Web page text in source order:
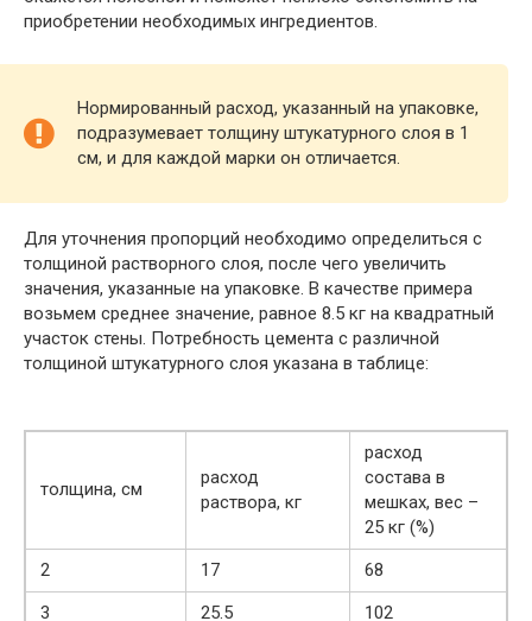
приобретении необходимых ингредиентов.
Нормированный расход, указанный на упаковке,
подразумевает толщину штукатурного слоя в 1
см, и для каждой марки он отличается.
Для уточнения пропорций необходимо определиться с
толщиной растворного слоя, после чего увеличить
значения, указанные на упаковке. В качестве примера
возьмем среднее значение, равное 8.5 кг на квадратный
участок стены. Потребность цемента с различной
толщиной штукатурного слоя указана в таблице:
толщина, см
расход
раствора, кг
расход
состава в
мешках, вес –
25 кг (%)
2
17
68
3
25.5
102